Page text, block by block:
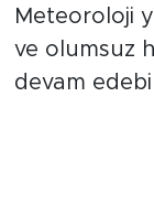
Meteoroloji
ve olumsuz
devam